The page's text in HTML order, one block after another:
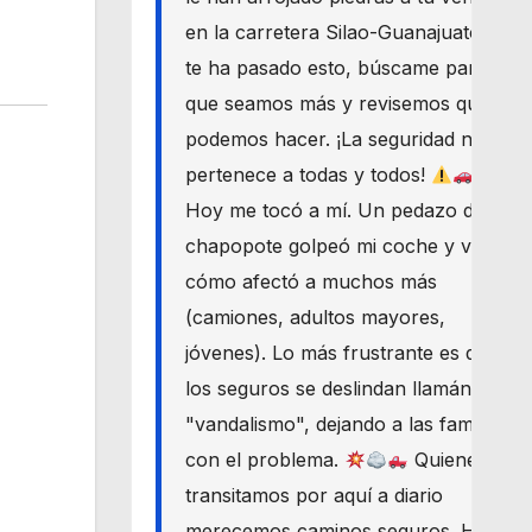
en la carretera Silao-Guanajuato? Si
te ha pasado esto, búscame para
que seamos más y revisemos qué
podemos hacer. ¡La seguridad nos
pertenece a todas y todos!
Hoy me tocó a mí. Un pedazo de
chapopote golpeó mi coche y vi
cómo afectó a muchos más
(camiones, adultos mayores,
jóvenes). Lo más frustrante es que
los seguros se deslindan llamándolo
"vandalismo", dejando a las familias
con el problema.
Quienes
transitamos por aquí a diario